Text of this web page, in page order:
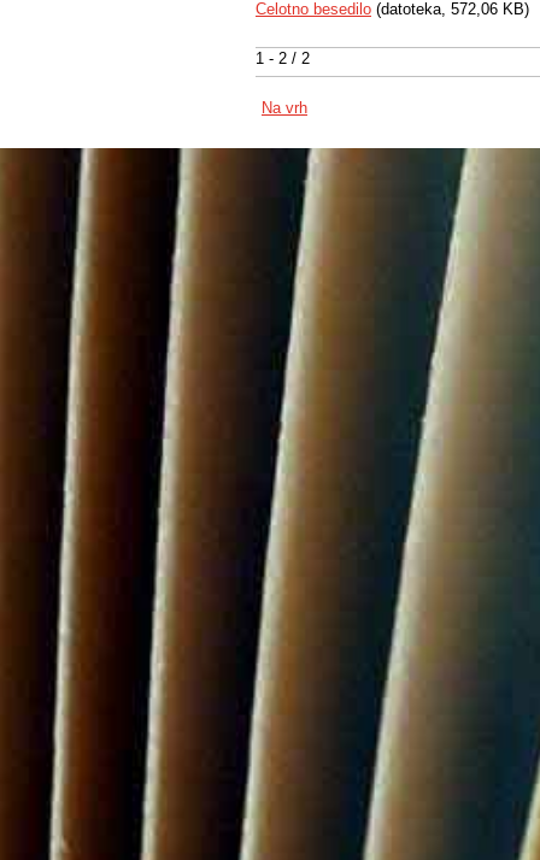
1 - 2 / 2
Celotno besedilo (datoteka, 572,06 KB)
Na vrh